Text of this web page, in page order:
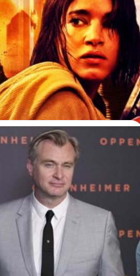
กมุมอย่างกับนั่งรถไฟเหาะ
และ เคิร์ต จอห์นสตัด (Kurt
บท ได้ร่วมพูดคุยกับ The Hollywood
Moon: Part One – A Child of Fire'
ซึ่งจะสตรีมมิงทาง Netflix สักระยะ
Moon: Part Two – The Scargiver' จะ
ษายน 2024 ในการนี้ จอห์นสตัดยังพูด
Two'ด้วยว่า ผู้ชมสามารถรอคอยและ
นี้ "จะมีฉากแอ็กชันอัดแน่นต่อเนื่อง
หาะตีลังกาที่มีทั้งหักมุมและพลิกไปมา"
ago
ชี้ ไม่มีหนังซูเปอร์ฮีโรยุค
อิทธิพลจากหนังของ Zack
Nolan) ชี้ ไม่มีหนังซูเปอร์ฮี
อิทธิพลจากหนังของ แซ็ก สไนเดอร์
ago